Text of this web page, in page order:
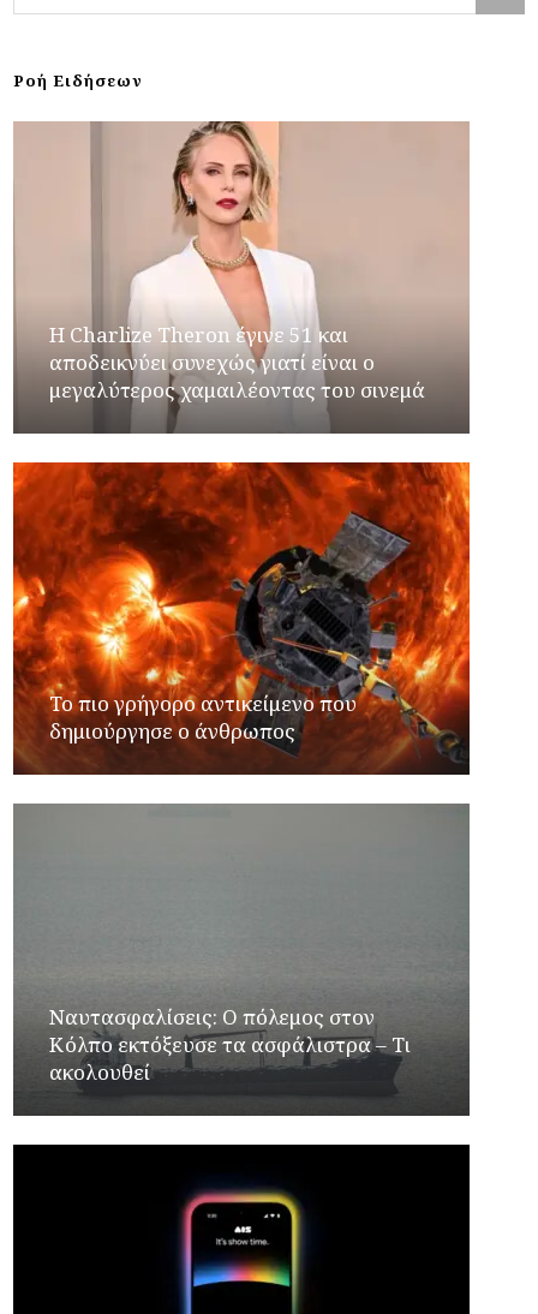
Ροή Ειδήσεων
Η Charlize Theron έγινε 51 και
αποδεικνύει συνεχώς γιατί είναι ο
μεγαλύτερος χαμαιλέοντας του σινεμά
Το πιο γρήγορο αντικείμενο που
δημιούργησε ο άνθρωπος
Ναυτασφαλίσεις: Ο πόλεμος στον
Κόλπο εκτόξευσε τα ασφάλιστρα – Τι
ακολουθεί